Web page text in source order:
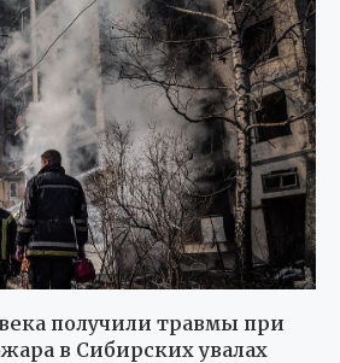
получили травмы при
в Сибирских увалах